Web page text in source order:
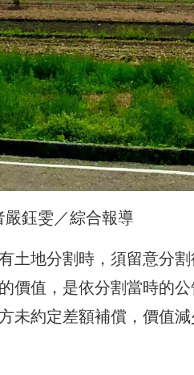
鈺雯／綜合報導
土地分割時，須留意分
價值，是依分割當時的
未約定差額補償，價值